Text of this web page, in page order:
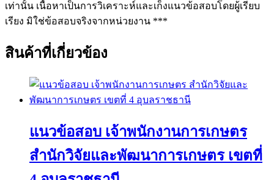
เท่านั้น เนื้อหาเป็นการวิเคราะห์และเก็งแนวข้อสอบโดยผู้เรียบ
เรียง มิใช่ข้อสอบจริงจากหน่วยงาน ***
สินค้าที่เกี่ยวข้อง
แนวข้อสอบ เจ้าพนักงานการเกษตร
สำนักวิจัยและพัฒนาการเกษตร เขตที่